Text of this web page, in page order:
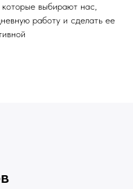
выбирают нас,
работу и сделать ее